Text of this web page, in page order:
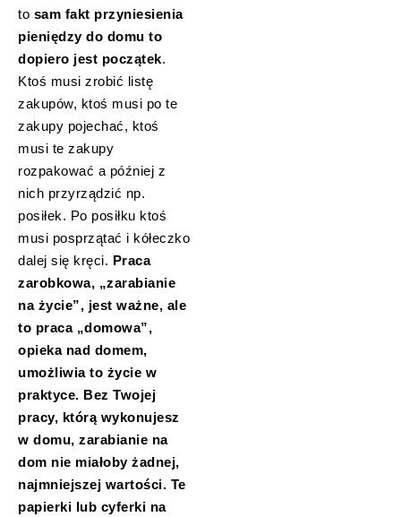
to sam fakt przyniesienia
pieniędzy do domu to
dopiero jest początek.
Ktoś musi zrobić listę
zakupów, ktoś musi po te
zakupy pojechać, ktoś
musi te zakupy
rozpakować a później z
nich przyrządzić np.
posiłek. Po posiłku ktoś
musi posprzątać i kółeczko
dalej się kręci. Praca
zarobkowa, „zarabianie
na życie”, jest ważne, ale
to praca „domowa”,
opieka nad domem,
umożliwia to życie w
praktyce. Bez Twojej
pracy, którą wykonujesz
w domu, zarabianie na
dom nie miałoby żadnej,
najmniejszej wartości. Te
papierki lub cyferki na